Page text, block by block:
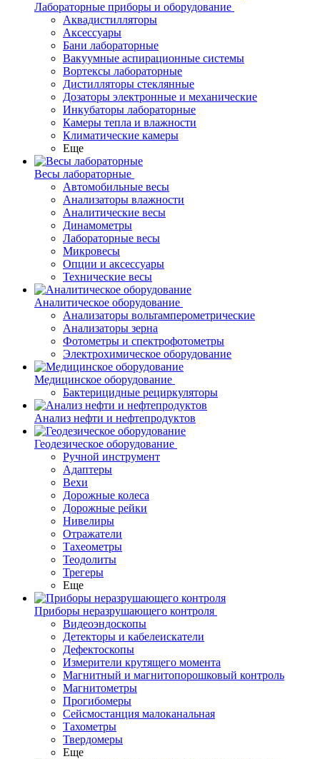
Лабораторные приборы и оборудование
Аквадистилляторы
Аксессуары
Бани лабораторные
Вакуумные аспирационные системы
Вортексы лабораторные
Дистилляторы стеклянные
Дозаторы электронные и механические
Инкубаторы лабораторные
Камеры тепла и влажности
Климатические камеры
Еще
Весы лабораторные
Автомобильные весы
Анализаторы влажности
Аналитические весы
Динамометры
Лабораторные весы
Микровесы
Опции и аксессуары
Технические весы
Аналитическое оборудование
Анализаторы вольтамперометрические
Анализаторы зерна
Фотометры и спектрофотометры
Электрохимическое оборудование
Медицинское оборудование
Бактерицидные рециркуляторы
Анализ нефти и нефтепродуктов
Геодезическое оборудование
Ручной инструмент
Адаптеры
Вехи
Дорожные колеса
Дорожные рейки
Нивелиры
Отражатели
Тахеометры
Теодолиты
Трегеры
Еще
Приборы неразрушающего контроля
Видеоэндоскопы
Детекторы и кабелеискатели
Дефектоскопы
Измерители крутящего момента
Магнитный и магнитопорошковый контроль
Магнитометры
Прогибомеры
Сейсмостанция малоканальная
Тахометры
Твердомеры
Еще